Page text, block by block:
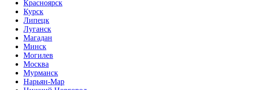
Красноярск
Курск
Липецк
Луганск
Магадан
Минск
Могилев
Москва
Мурманск
Нарьян-Мар